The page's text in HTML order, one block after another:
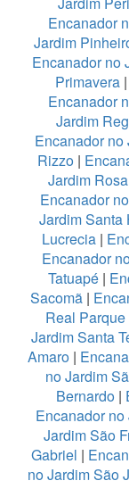
Encanador
Jardim
Encanador no
Primavera|
Encanador
Jardim
Encanador
Rizzo|
Jardim
Encanador
Jardim Santa
Lucrecia|
Encanador
Tatuapé|
Sacomã|
Real Parque
Jardim Santa
Amaro|
no Jardim
Bernardo |
Encanador
Jardim São
Gabriel |
no Jardim São